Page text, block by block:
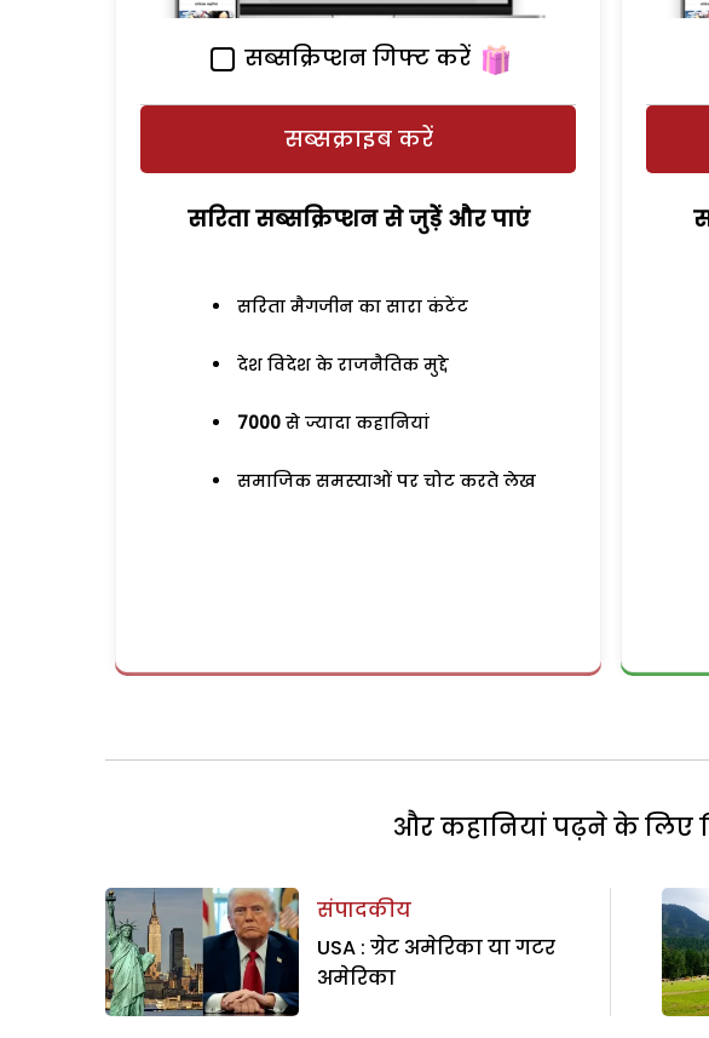
सब्सक्रिप्शन गिफ्ट करें
सब्सक्राइब करें
सरिता सब्सक्रिप्शन से जुड़ेें और पाएं
सरिता मैगजीन का सारा कंटेंट
देश विदेश के राजनैतिक मुद्दे
7000 से ज्यादा कहानियां
समाजिक समस्याओं पर चोट करते लेख
और कहानियां पढ़ने के लिए
संपादकीय
USA : ग्रेट अमेरिका या गटर
अमेरिका